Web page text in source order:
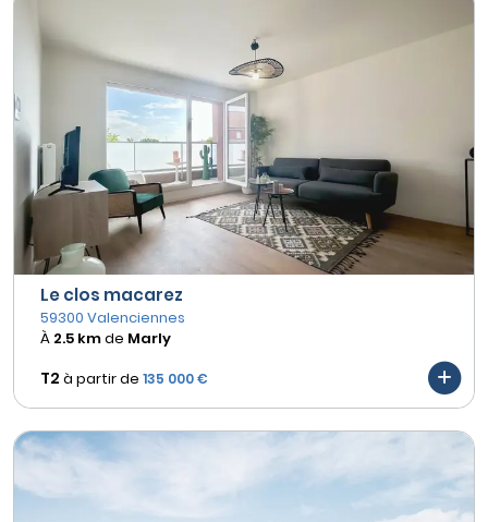
Le clos macarez
59300 Valenciennes
À 2.5 kmde Marly
T2 à partir de 135 000 €